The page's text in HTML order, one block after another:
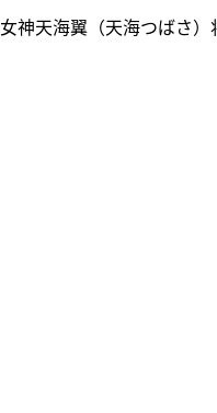
天海翼（天海つばさ）